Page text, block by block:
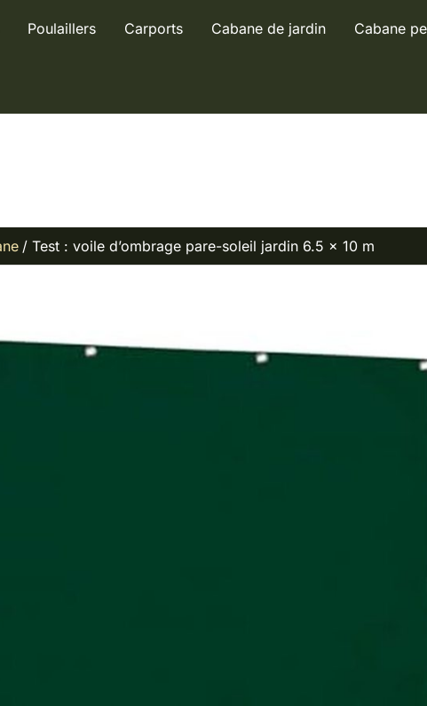
Poulaillers Carports Cabane de jardin Cabane
Test : voile d’ombrage pare-soleil jardin 6.5 x 10 m